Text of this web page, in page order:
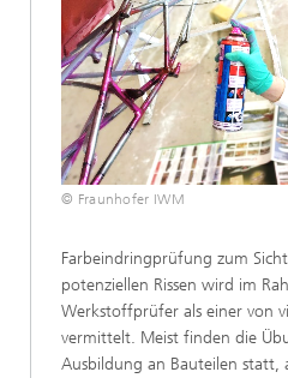
© Fraunhofer IWM
Farbeindringprüfung zum
potenziellen Rissen wird im
Werkstoffprüfer als einer von
vermittelt. Meist finden die
Ausbildung an Bauteilen statt,